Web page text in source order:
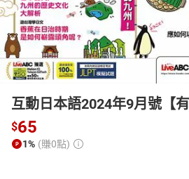
互動日本語2024年9月號【有
$65
1% (賺0點)